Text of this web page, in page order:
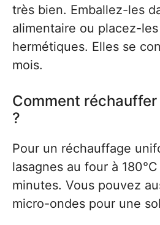
très bien. Emballez-les
alimentaire ou placez-
hermétiques. Elles se
mois.
Comment
?
Pour un réchauffage
lasagnes au four à
minutes. Vous pouvez
micro-ondes pour une